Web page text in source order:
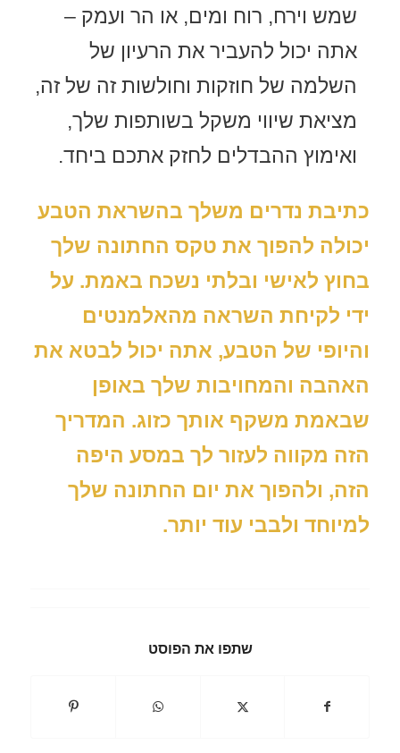
שמש וירח, רוח ומים, או הר ועמק –
אתה יכול להעביר את הרעיון של
השלמה של חוזקות וחולשות זה של זה,
מציאת שיווי משקל בשותפות שלך,
ואימוץ ההבדלים לחזק אתכם ביחד.
כתיבת נדרים משלך בהשראת הטבע
יכולה להפוך את טקס החתונה שלך
בחוץ לאישי ובלתי נשכח באמת. על
ידי לקיחת השראה מהאלמנטים
והיופי של הטבע, אתה יכול לבטא את
האהבה והמחויבות שלך באופן
שבאמת משקף אותך כזוג. המדריך
הזה מקווה לעזור לך במסע היפה
הזה, ולהפוך את יום החתונה שלך
למיוחד ולבבי עוד יותר.
שתפו את הפוסט